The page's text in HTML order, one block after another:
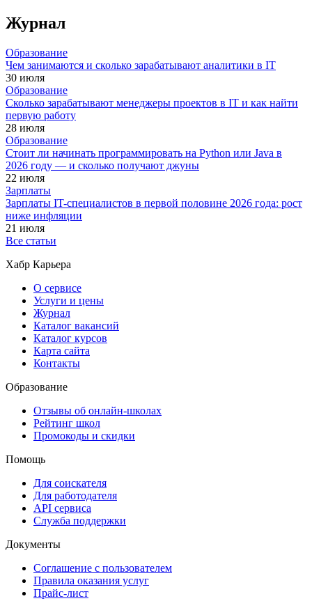
Журнал
Образование
Чем занимаются и сколько зарабатывают аналитики в IT
30 июля
Образование
Сколько зарабатывают менеджеры проектов в IT и как найти
первую работу
28 июля
Образование
Стоит ли начинать программировать на Python или Java в
2026 году — и сколько получают джуны
22 июля
Зарплаты
Зарплаты IT-специалистов в первой половине 2026 года: рост
ниже инфляции
21 июля
Все статьи
Хабр Карьера
О сервисе
Услуги и цены
Журнал
Каталог вакансий
Каталог курсов
Карта сайта
Контакты
Образование
Отзывы об онлайн-школах
Рейтинг школ
Промокоды и скидки
Помощь
Для соискателя
Для работодателя
API сервиса
Служба поддержки
Документы
Соглашение с пользователем
Правила оказания услуг
Прайс-лист